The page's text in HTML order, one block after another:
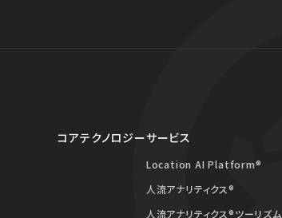
コアテクノロジーサービス
Location AI Platform®
人流アナリティクス®
人流アナリティクス®ツーリズム